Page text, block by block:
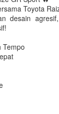
Toyota
desain
Tempo